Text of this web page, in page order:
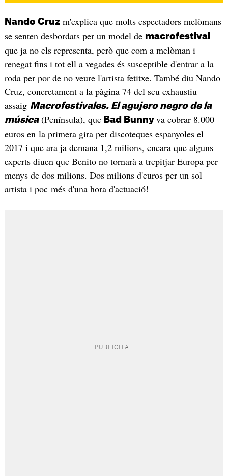
Nando Cruzm'explica que molts espectadors melòmans
se senten desbordats per un model de macrofestival
que ja no els representa, però que com a melòman i
renegat fins i tot ell a vegades és susceptible d'entrar a la
roda per por de no veure l'artista fetitxe. També diu Nando
Cruz, concretament a la pàgina 74 del seu exhaustiu
assaig Macrofestivales. El agujero negro de la
música(Península), queBad Bunny va cobrar 8.000
euros en la primera gira per discoteques espanyoles el
2017 i que ara ja demana 1,2 milions, encara que alguns
experts diuen que Benito no tornarà a trepitjar Europa per
menys de dos milions. Dos milions d'euros per un sol
artista i poc més d'una hora d'actuació!